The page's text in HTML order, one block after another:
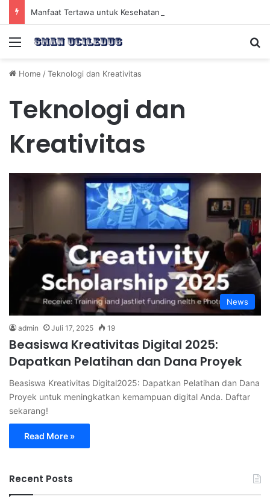
Menu
Home /Teknologi dan Kreativitas
Teknologi dan
Kreativitas
News
admin Juli 17, 2025 19
Beasiswa Kreativitas Digital 2025:
Dapatkan Pelatihan dan Dana Proyek
Beasiswa Kreativitas Digital2025: Dapatkan Pelatihan dan Dana
Proyek untuk meningkatkan kemampuan digital Anda. Daftar
sekarang!
Read More »
Recent Posts